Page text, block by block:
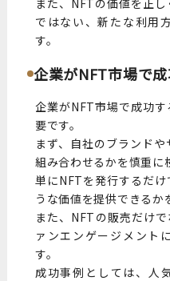
ではない、新たな利用
す。
企業がNFT市場で
企業がNFT市場で成功
要です。
まず、自社のブランド
組み合わせるかを慎重に
単にNFTを発行するだ
うな価値を提供できるか
また、NFTの販売だけ
ァンエンゲージメント
す。
成功事例としては、人